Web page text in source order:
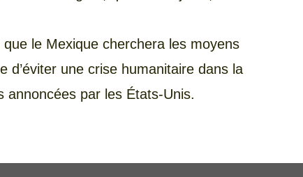
le Mexique cherchera les moyens
d’éviter une crise humanitaire dans la
annoncées par les États-Unis.